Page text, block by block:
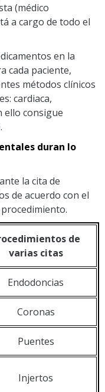
(médico
a cargo de todo el
en la
cada paciente,
métodos clínicos
cardiaca,
ello consigue
duran lo
la cita de
de acuerdo con el
de
varias citas
Endodoncias
Coronas
Puentes
Injertos